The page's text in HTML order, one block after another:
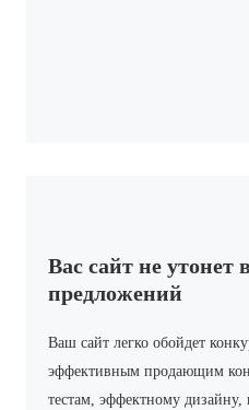
Вас сайт не
предложений
Ваш сайт легко обойдет
эффективным продающим
тестам, эффектному